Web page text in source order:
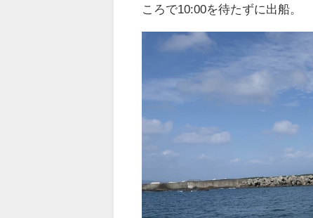
ころで10:00を待たずに出船。